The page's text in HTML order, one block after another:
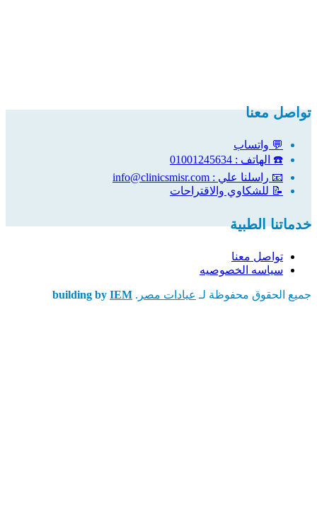
تواصل معنا
💬 واتساب
☎️ الهاتف : 01001245634
📧 راسلنا علي : info@clinicsmisr.com
📝 للشكاوي والاقتراحات
خدماتنا الطبية
تواصل معنا
سياسه الخصوصيه
جميع الحقوق محفوظة لـ عيادات مصر .
building by IEM